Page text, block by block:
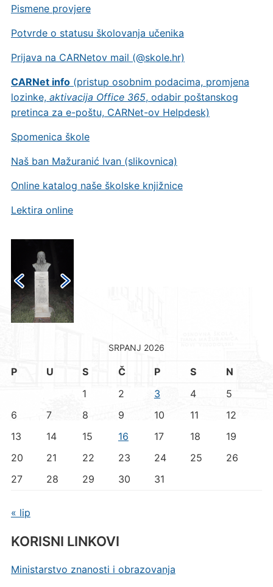
Pismene provjere
Potvrde o statusu školovanja učenika
Prijava na CARNetov mail (@skole.hr)
CARNet info(pristup osobnim podacima, promjena
lozinke, aktivacija Office 365, odabir poštanskog
pretinca za e-poštu, CARNet-ov Helpdesk)
Spomenica škole
Naš ban Mažuranić Ivan (slikovnica)
Online katalog naše školske knjižnice
Lektira online
SRPANJ 2026
P U S Č P S
N
1
2 3 4
5
6
7 8 9 10 11
12
13
14 15 16 17 18
19
20
21 22 23 24 25
26
27
28 29 30 31
« lip
KORISNI LINKOVI
Ministarstvo znanosti i obrazovanja